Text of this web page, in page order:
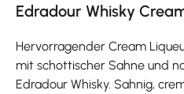
Edradour Whisky
Hervorragender Cream
mit schottischer Sahne und
Edradour Whisky. Sahnig,